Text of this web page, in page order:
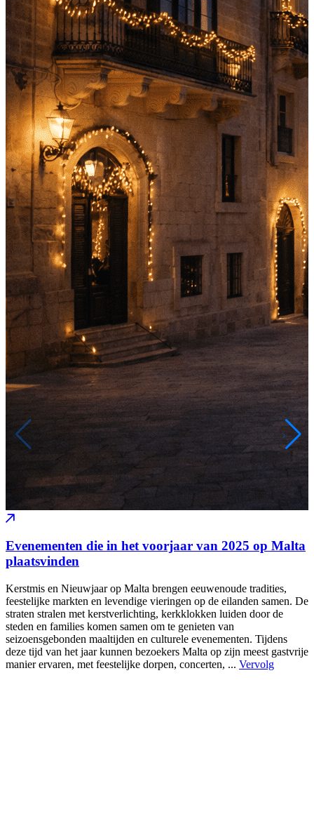
Evenementen die in het voorjaar van 2025 op Malta
plaatsvinden
Kerstmis en Nieuwjaar op Malta brengen eeuwenoude tradities,
feestelijke markten en levendige vieringen op de eilanden samen. De
straten stralen met kerstverlichting, kerkklokken luiden door de
steden en families komen samen om te genieten van
seizoensgebonden maaltijden en culturele evenementen. Tijdens
deze tijd van het jaar kunnen bezoekers Malta op zijn meest gastvrije
manier ervaren, met feestelijke dorpen, concerten, ... Vervolg